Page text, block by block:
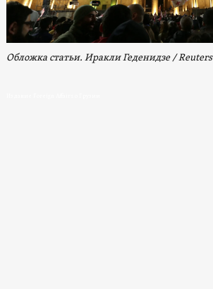
Обложка статьи. Иракли Геденидзе / Reuters